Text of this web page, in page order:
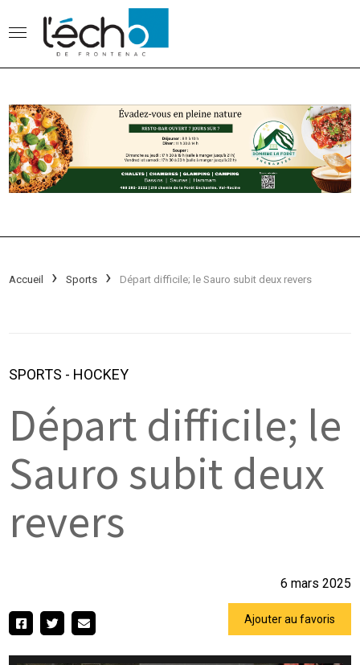
Accueil Sports Départ difficile; le Sauro subit deux revers
SPORTS - HOCKEY
Départ difficile; le
Sauro subit deux
revers
6 mars 2025
Ajouter au favoris